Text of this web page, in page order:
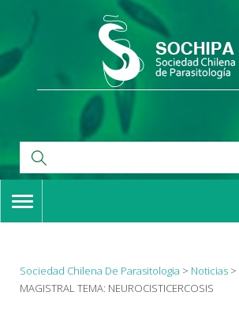
TOGGLE
NAVIGATION
Sociedad Chilena De Parasitologia > Noticias >
MAGISTRAL TEMA: NEUROCISTICERCOSIS